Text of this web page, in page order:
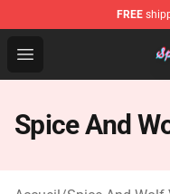
FREE
Open menu
Spice And Wolf
Spice And